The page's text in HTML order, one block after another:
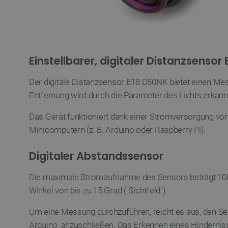
Einstellbarer, digitaler Distanzsensor
Der digitale Distanzsensor E18 D80NK bietet einen
Entfernung wird durch die Parameter des Lichts
Das Gerät funktioniert dank einer Stromversorgung
Minicomputern (z. B. Arduino oder Raspberry Pi).
Digitaler Abstandssensor
Die maximale Stromaufnahme des Sensors beträgt
Winkel von bis zu 15 Grad ("Sichtfeld").
Um eine Messung durchzuführen, reicht es aus, den
Arduino, anzuschließen. Das Erkennen eines
critAccountId
PrestaShop-
critData
_lb
CookieScriptConsent
isListDisplay